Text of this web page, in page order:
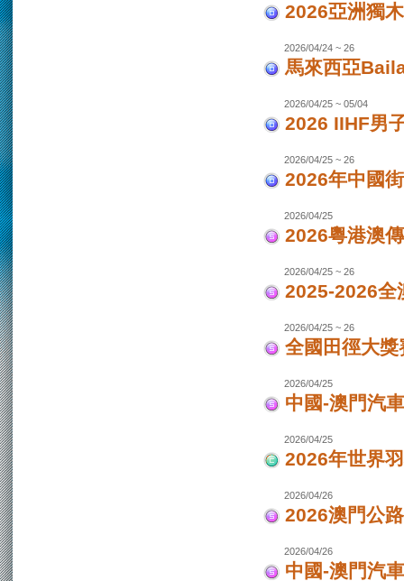
2026亞洲獨
2026/04/24 ~ 26
馬來西亞
2026/04/25 ~ 05/04
2026 IIHF男
2026/04/25 ~ 26
2026年中國
2026/04/25
2026粵港澳
2026/04/25 ~ 26
2025-2026全
2026/04/25 ~ 26
全國田徑大獎
2026/04/25
中國-澳門汽
2026/04/25
2026年世界
2026/04/26
2026澳門公
2026/04/26
中國-澳門汽